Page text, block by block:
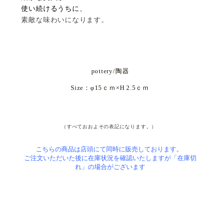
使い続けるうちに、
素敵な味わいになります。
pottery/陶器
Size：φ15ｃｍ×H 2.5ｃｍ
（すべておおよその表記になります。）
こちらの商品は店頭にて同時に販売しております。
ご注文いただいた後に在庫状況を確認いたしますが「在庫切
れ」の場合がございます